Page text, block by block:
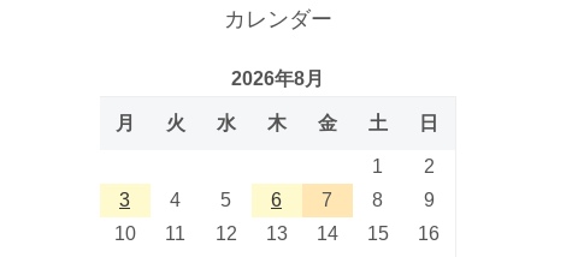
カレンダー
2026年8月
月 火 水 木 金 土 日
1
2
3
4 5 6 7 8
9
10
11 12 13 14 15
16